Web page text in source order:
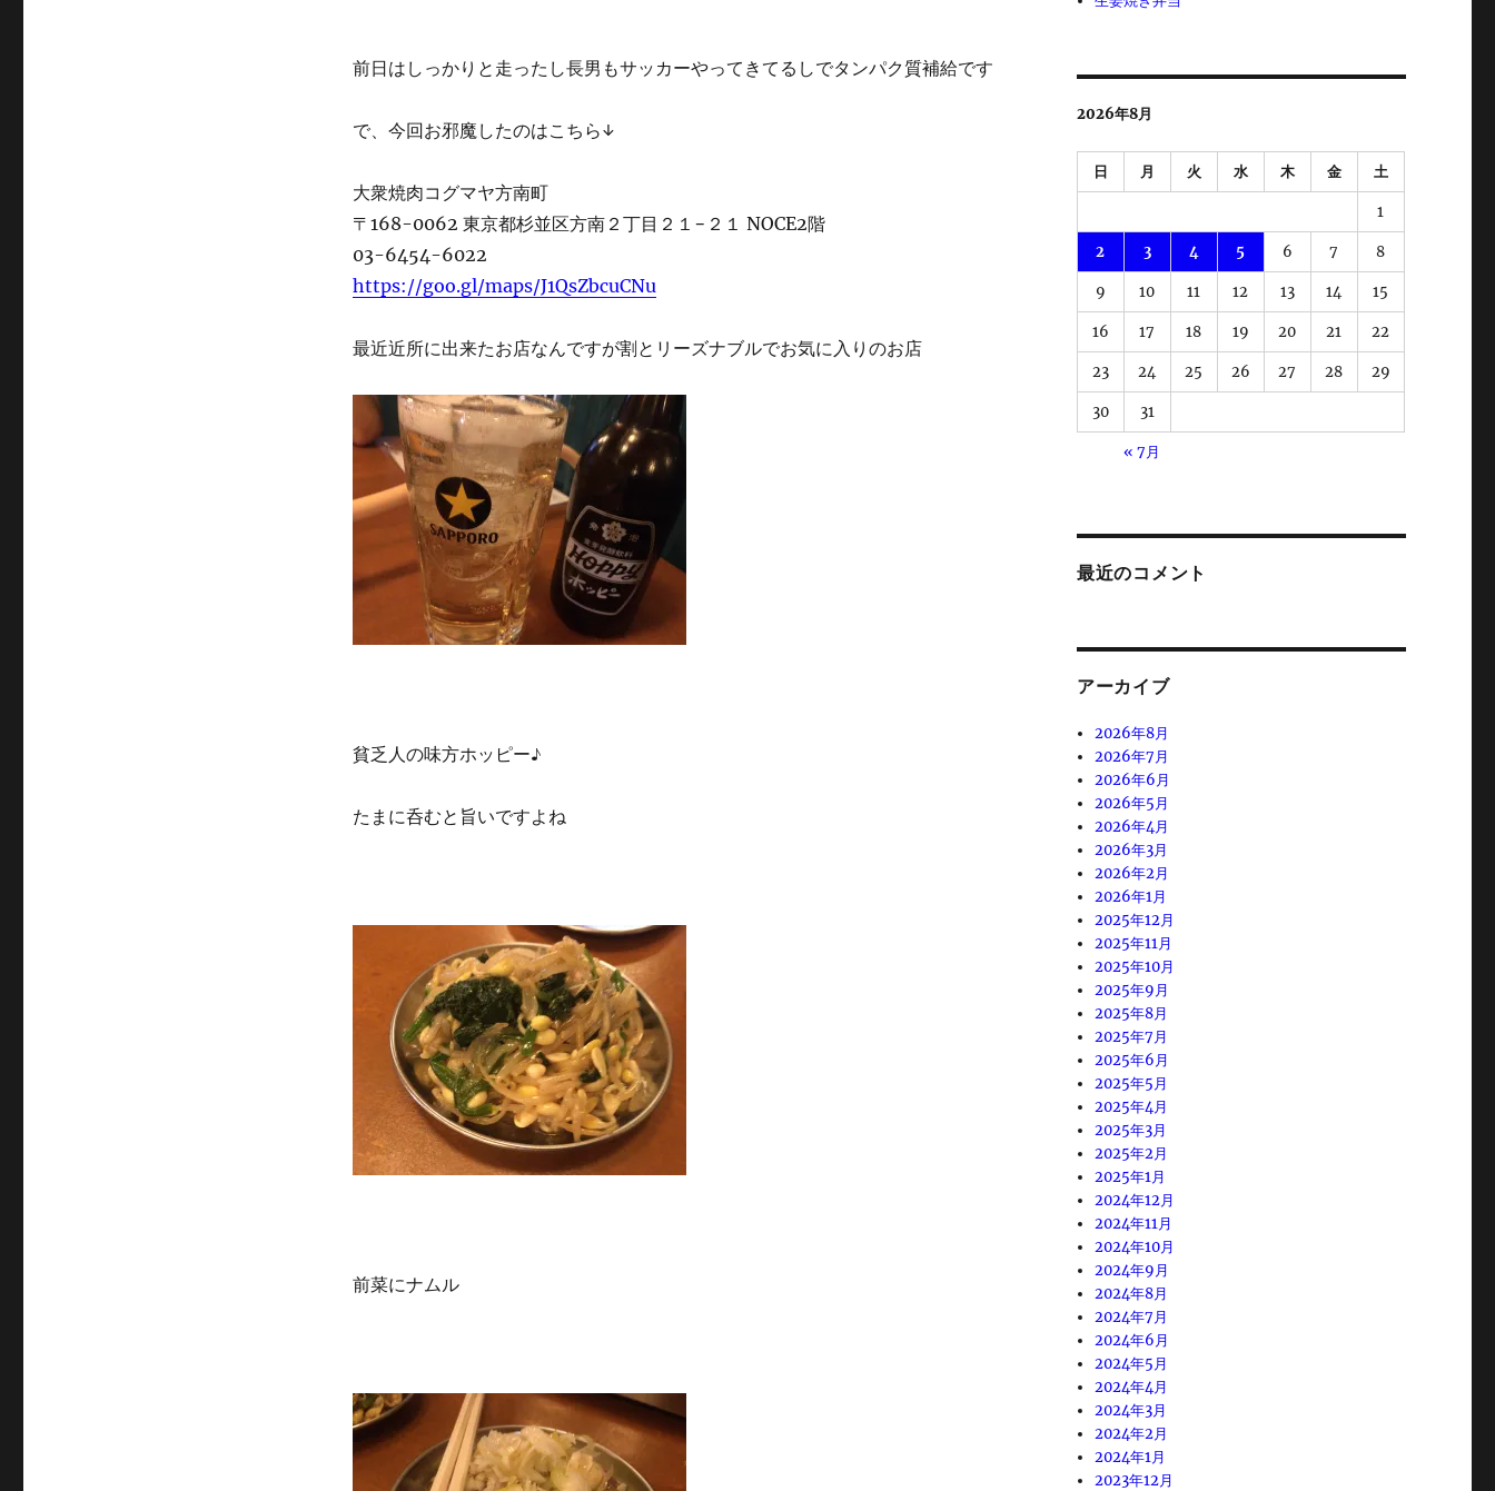
前日はしっかりと走ったし長男もサッカーやってきてるしでタンパク質補給です
で、今回お邪魔したのはこちら↓
大衆焼肉コグマヤ方南町
〒168-0062 東京都杉並区方南２丁目２１−２１ NOCE2階
03-6454-6022
https://goo.gl/maps/J1QsZbcuCNu
最近近所に出来たお店なんですが割とリーズナブルでお気に入りのお店
貧乏人の味方ホッピー♪
たまに呑むと旨いですよね
前菜にナムル
2026年8月
日 月 火 水 木 金 土
1
2 3 4 5 6 7 8
9 10 11 12 13 14 15
16 17 18 19 20 21 22
23 24 25 26 27 28 29
30 31
« 7月
最近のコメント
アーカイブ
2026年8月
2026年7月
2026年6月
2026年5月
2026年4月
2026年3月
2026年2月
2026年1月
2025年12月
2025年11月
2025年10月
2025年9月
2025年8月
2025年7月
2025年6月
2025年5月
2025年4月
2025年3月
2025年2月
2025年1月
2024年12月
2024年11月
2024年10月
2024年9月
2024年8月
2024年7月
2024年6月
2024年5月
2024年4月
2024年3月
2024年2月
2024年1月
2023年12月